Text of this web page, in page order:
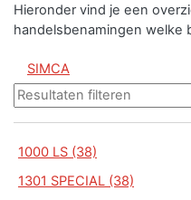
Hieronder vind je een
handelsbenamingen welke
SIMCA
1000 LS (38)
1301 SPECIAL (38)